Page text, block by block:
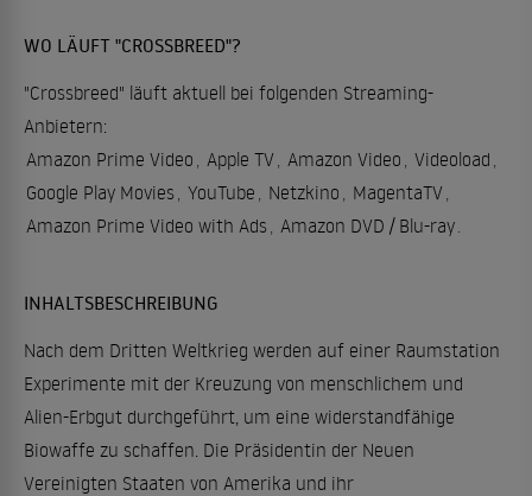
WO LÄUFT "CROSSBREED"?
"Crossbreed" läuft aktuell bei folgenden Streaming-
Anbietern:
Amazon Prime Video , Apple TV, Amazon Video , Videoload ,
Google Play Movies, YouTube , Netzkino , MagentaTV,
Amazon Prime Video with Ads, Amazon DVD / Blu-ray.
INHALTSBESCHREIBUNG
Nach dem Dritten Weltkrieg werden auf einer Raumstation
Experimente mit der Kreuzung von menschlichem und
Alien-Erbgut durchgeführt, um eine widerstandfähige
Biowaffe zu schaffen. Die Präsidentin der Neuen
Vereinigten Staaten von Amerika und ihr